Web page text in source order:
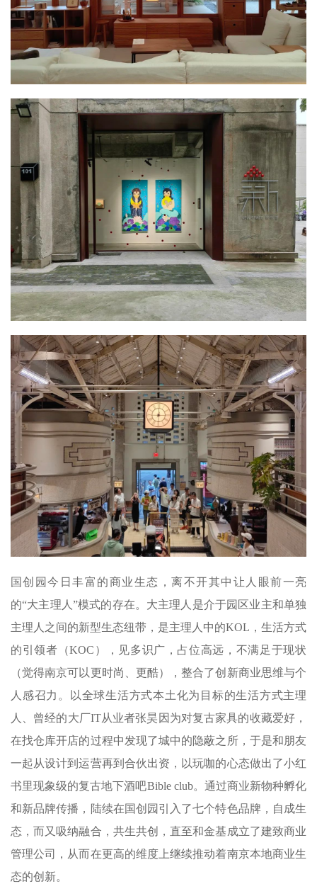
国创园今日丰富的商业生态，离不开其中让人眼前一亮
的“大主理人”模式的存在。大主理人是介于园区业主和单独
主理人之间的新型生态纽带，是主理人中的KOL，生活方式
的引领者（KOC），见多识广，占位高远，不满足于现状
（觉得南京可以更时尚、更酷），整合了创新商业思维与个
人感召力。以全球生活方式本土化为目标的生活方式主理
人、曾经的大厂IT从业者张昊因为对复古家具的收藏爱好，
在找仓库开店的过程中发现了城中的隐蔽之所，于是和朋友
一起从设计到运营再到合伙出资，以玩咖的心态做出了小红
书里现象级的复古地下酒吧Bible club。通过商业新物种孵化
和新品牌传播，陆续在国创园引入了七个特色品牌，自成生
态，而又吸纳融合，共生共创，直至和金基成立了建致商业
管理公司，从而在更高的维度上继续推动着南京本地商业生
态的创新。